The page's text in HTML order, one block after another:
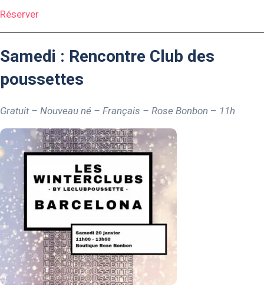
Réserver
Samedi : Rencontre Club des
poussettes
Gratuit – Nouveau né – Français – Rose Bonbon – 11h